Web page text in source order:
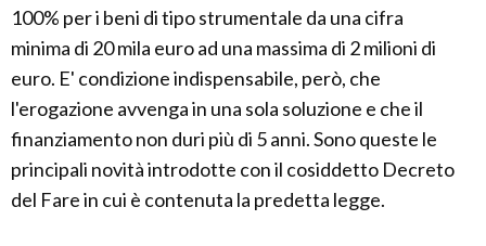
100% per i beni di tipo strumentale da una cifra
minima di 20 mila euro ad una massima di 2 milioni di
euro. E' condizione indispensabile, però, che
l'erogazione avvenga in una sola soluzione e che il
finanziamento non duri più di 5 anni. Sono queste le
principali novità introdotte con il cosiddetto Decreto
del Fare in cui è contenuta la predetta legge.